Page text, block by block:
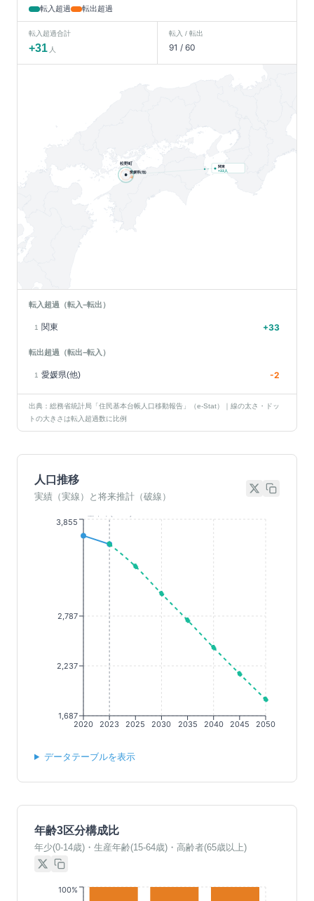
転入超過
転出超過
転入超過合計
+31 人
転入 / 転出
91 / 60
愛媛県(他)
-2
松野町
関東
+33人
転入超過（転入−転出）
1 関東 +33
転出超過（転出−転入）
1 愛媛県(他) -2
出典：総務省統計局「住民基本台帳人口移動報告」（e-Stat）｜線の太さ・ドッ
トの大きさは転入超過数に比例
人口推移
実績（実線）と将来推計（破線）
2020 2023 2025 2030 2035 2040 2045 2050
1,687
2,237
2,787
3,855
データテーブルを表示
年齢3区分構成比
年少(0-14歳)・生産年齢(15-64歳)・高齢者(65歳以上)
100%